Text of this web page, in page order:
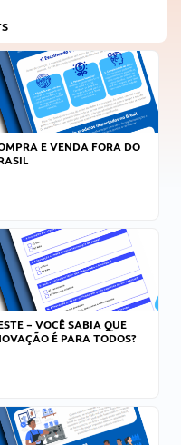
E VENDA FORA DO
– VOCÊ SABIA QUE
É PARA TODOS?